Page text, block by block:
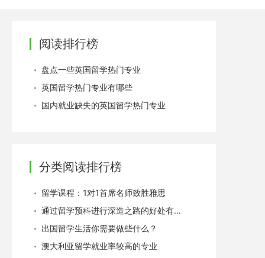
阅读排行榜
盘点一些英国留学热门专业
英国留学热门专业有哪些
国内就业缺失的英国留学热门专业
分类阅读排行榜
留学课程：1对1首席名师致胜雅思
通过留学预科进行深造之路的好处有哪些
出国留学生活你需要做些什么？
澳大利亚留学就业率较高的专业